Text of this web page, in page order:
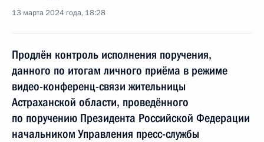
13 марта 2024 года, 18:28
Продлён контроль исполнения поручения,
данного по итогам личного приёма в режиме
видео-конференц-связи жительницы
Астраханской области, проведённого
по поручению Президента Российской Федерации
начальником Управления пресс-службы